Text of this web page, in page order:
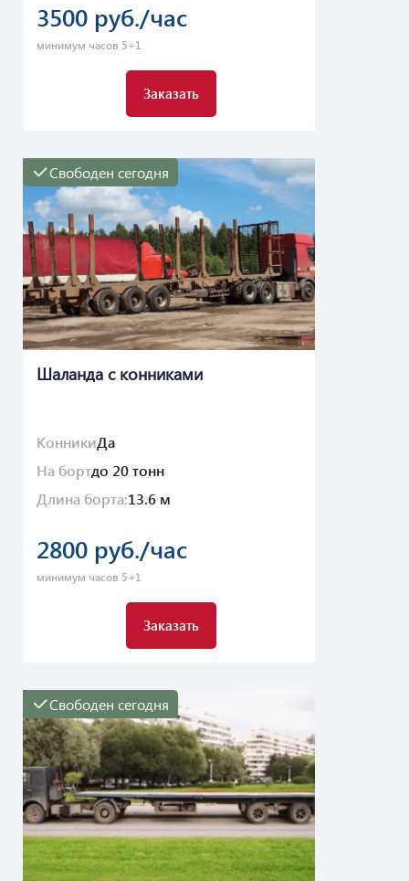
3500 руб./час
минимум часов 5+1
Заказать
Свободен сегодня
Шаланда с конниками
КонникиДа
На бортдо 20 тонн
Длина борта:13.6 м
2800 руб./час
минимум часов 5+1
Заказать
Свободен сегодня